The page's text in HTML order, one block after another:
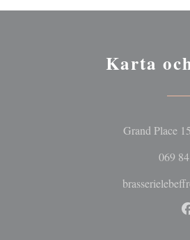
Karta
Grand Place
069